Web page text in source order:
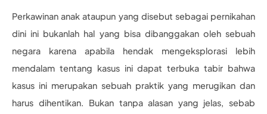
Perkawinan anak ataupun yang disebut sebagai pernikahan
dini ini bukanlah hal yang bisa dibanggakan oleh sebuah
negara karena apabila hendak mengeksplorasi lebih
mendalam tentang kasus ini dapat terbuka tabir bahwa
kasus ini merupakan sebuah praktik yang merugikan dan
harus dihentikan. Bukan tanpa alasan yang jelas, sebab